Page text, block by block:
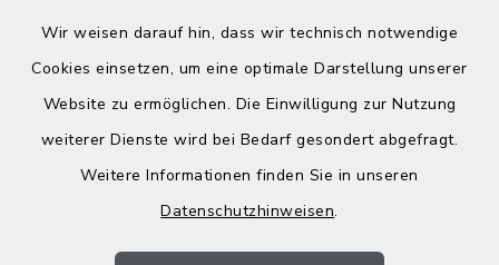
Wir weisen darauf hin, dass wir technisch notwendige
Cookies einsetzen, um eine optimale Darstellung unserer
Website zu ermöglichen. Die Einwilligung zur Nutzung
weiterer Dienste wird bei Bedarf gesondert abgefragt.
Weitere Informationen finden Sie in unseren
Datenschutzhinweisen.
Barrierefreiheit